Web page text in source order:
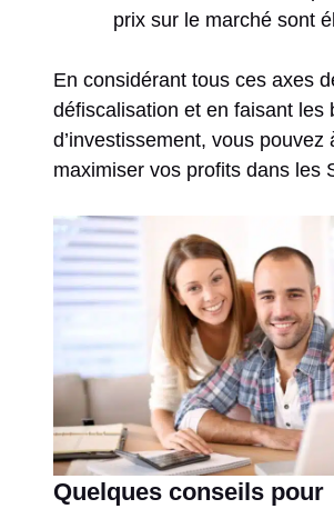
prix sur le marché sont
En considérant tous ces axes
défiscalisation et en faisant les
d’investissement, vous pouvez
maximiser vos profits dans les
Quelques conseils pour